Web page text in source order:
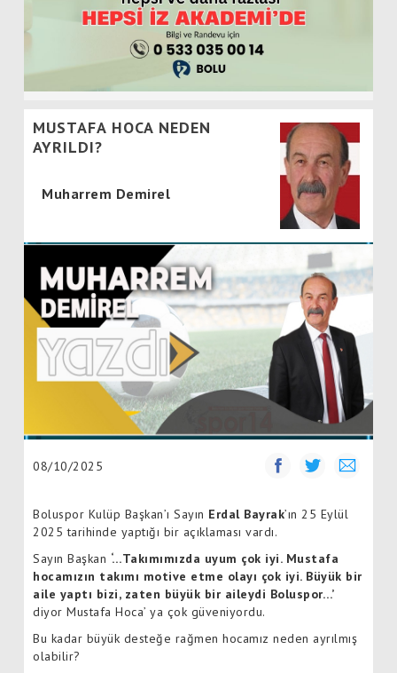
MUSTAFA HOCA NEDEN
AYRILDI?
Muharrem Demirel
08/10/2025
Boluspor Kulüp Başkan’ı Sayın Erdal Bayrak’ın 25 Eylül
2025 tarihinde yaptığı bir açıklaması vardı.
Sayın Başkan ‘…Takımımızda uyum çok iyi. Mustafa
hocamızın takımı motive etme olayı çok iyi. Büyük bir
aile yaptı bizi, zaten büyük bir aileydi Boluspor…’
diyor Mustafa Hoca’ ya çok güveniyordu.
Bu kadar büyük desteğe rağmen hocamız neden ayrılmış
olabilir?